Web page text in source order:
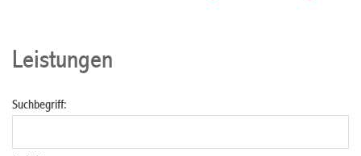
Leistungen
Suchbegriff: